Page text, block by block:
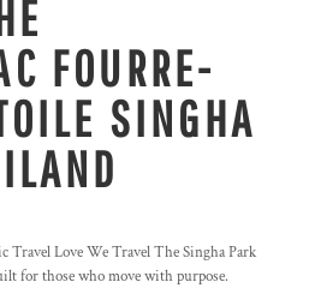
FOURRE-
SINGHA
Travel Love We Travel The Singha Park
for those who move with purpose.